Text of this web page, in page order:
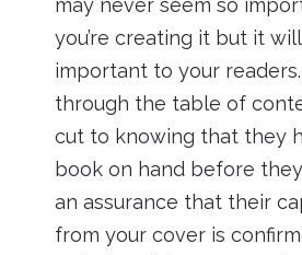
may never seem so
you’re creating it but it
important to your
through the table of
cut to knowing that they
book on hand before
an assurance that their
from your cover is